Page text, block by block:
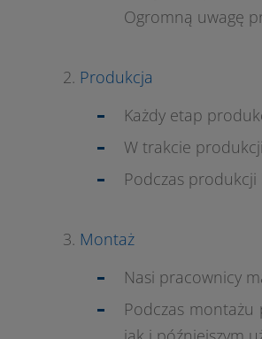
Ogromną uwagę
Produkcja
Każdy etap
W trakcie
Podczas produkcji
Montaż
Nasi pracownicy
Podczas montażu